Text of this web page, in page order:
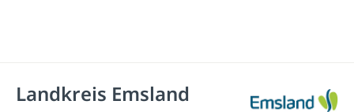
Landkreis Emsland